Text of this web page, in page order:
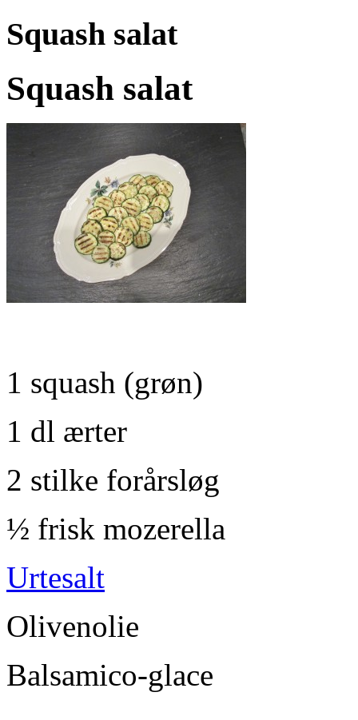
Squash salat
Squash salat
1 squash (grøn)
1 dl ærter
2 stilke forårsløg
½ frisk mozerella
Urtesalt
Olivenolie
Balsamico-glace